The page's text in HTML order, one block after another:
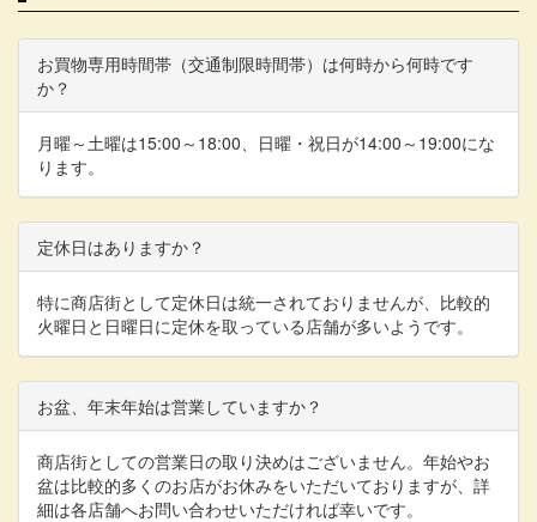
お買物専用時間帯（交通制限時間帯）は何時から何時です
か？
月曜～土曜は15:00～18:00、日曜・祝日が14:00～19:00にな
ります。
定休日はありますか？
特に商店街として定休日は統一されておりませんが、比較的
火曜日と日曜日に定休を取っている店舗が多いようです。
お盆、年末年始は営業していますか？
商店街としての営業日の取り決めはございません。年始やお
盆は比較的多くのお店がお休みをいただいておりますが、詳
細は各店舗へお問い合わせいただければ幸いです。